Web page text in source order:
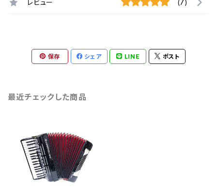
レビュー (7)
保存 シェア LINE ポスト
最近チェックした商品